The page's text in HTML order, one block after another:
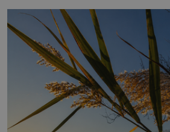
základní složky– sodík a chlór –
správné hospodaření